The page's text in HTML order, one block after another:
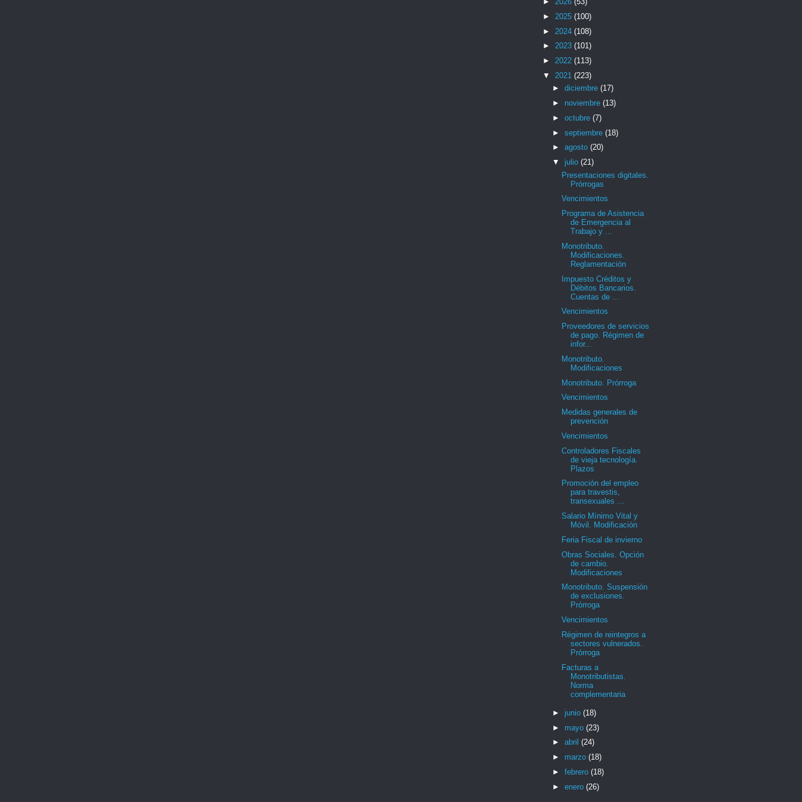
► 2025 (100)
► 2024 (108)
► 2023 (101)
► 2022 (113)
▼ 2021 (223)
► diciembre (17)
► noviembre (13)
► octubre (7)
► septiembre (18)
► agosto (20)
▼ julio (21)
Presentaciones digitales.
Prórrogas
Vencimientos
Programa de Asistencia
de Emergencia al
Trabajo y ...
Monotributo.
Modificaciones.
Reglamentación
Impuesto Créditos y
Débitos Bancarios.
Cuentas de ...
Vencimientos
Proveedores de servicios
de pago. Régimen de
infor...
Monotributo.
Modificaciones
Monotributo. Prórroga
Vencimientos
Medidas generales de
prevención
Vencimientos
Controladores Fiscales
de vieja tecnología.
Plazos
Promoción del empleo
para travestis,
transexuales ...
Salario Mínimo Vital y
Móvil. Modificación
Feria Fiscal de invierno
Obras Sociales. Opción
de cambio.
Modificaciones
Monotributo. Suspensión
de exclusiones.
Prórroga
Vencimientos
Régimen de reintegros a
sectores vulnerados.
Prórroga
Facturas a
Monotributistas.
Norma
complementaria
► junio (18)
► mayo (23)
► abril (24)
► marzo (18)
► febrero (18)
► enero (26)